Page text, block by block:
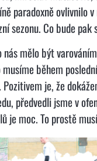
paradoxně ovlivnilo
sezonu. Co bude
mělo být
během
je, že
předvedli jsme v
je moc. To prostě